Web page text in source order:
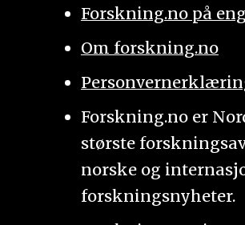
Forskning.no på
Om forskning.no
Forskning.no er
største
norske og
forskningsnyheter.